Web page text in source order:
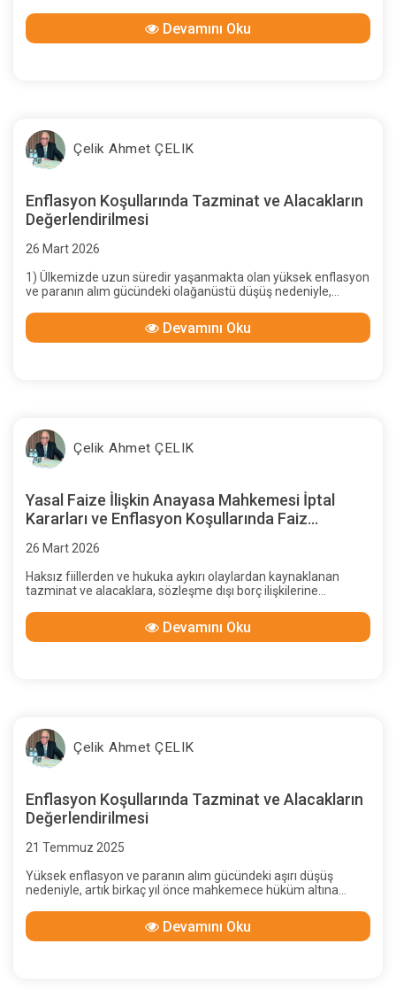
olursa olsun,
Devamını Oku
Çelik Ahmet ÇELIK
Enflasyon Koşullarında Tazminat ve Alacakların
Değerlendirilmesi
26 Mart 2026
1) Ülkemizde uzun süredir yaşanmakta olan yüksek enflasyon
ve paranın alım gücündeki olağanüstü düşüş nedeniyle,
alacaktaki değer kaybının giderilmesi gerektiği Anayasa
Mahkemesi kararlaıyla kabul edilmiş, enflasyon ve paranın
Devamını Oku
Çelik Ahmet ÇELIK
Yasal Faize İlişkin Anayasa Mahkemesi İptal
Kararları ve Enflasyon Koşullarında Faiz
26 Mart 2026
Haksız fiillerden ve hukuka aykırı olaylardan kaynaklanan
tazminat ve alacaklara, sözleşme dışı borç ilişkilerine
değiştirilen yasal düzenlemelerle belirlenmiş; bu konuda
yürütme erkine tanınan yetkiler iki kez Anayasa Mahkemesi
Devamını Oku
Çelik Ahmet ÇELIK
Enflasyon Koşullarında Tazminat ve Alacakların
Değerlendirilmesi
21 Temmuz 2025
Yüksek enflasyon ve paranın alım gücündeki aşırı düşüş
nedeniyle, artık birkaç yıl önce mahkemece hüküm altına
güncellenmesi hak ve adalet ilkeleri gereği
olacaktır.Yazımızda bunun nasıl yapılacağını anlatacağız.
Devamını Oku